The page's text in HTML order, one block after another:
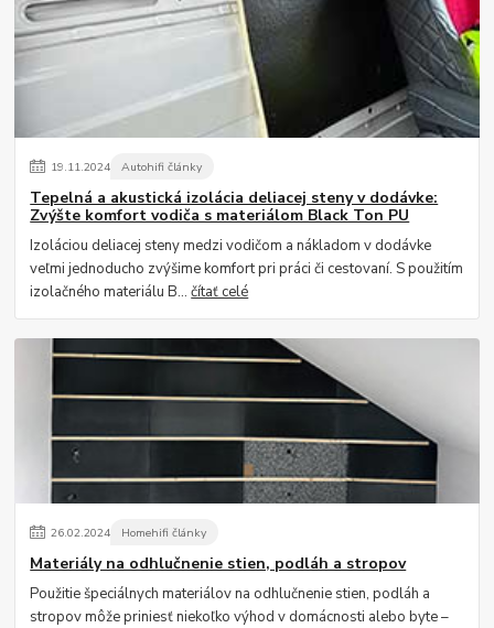
19.11.2024 Autohifi články
Tepelná a akustická izolácia deliacej steny v dodávke:
Zvýšte komfort vodiča s materiálom Black Ton PU
Izoláciou deliacej steny medzi vodičom a nákladom v dodávke
veľmi jednoducho zvýšime komfort pri práci či cestovaní. S použitím
izolačného materiálu B...čítať celé
26.02.2024 Homehifi články
Materiály na odhlučnenie stien, podláh a stropov
Použitie špeciálnych materiálov na odhlučnenie stien, podláh a
stropov môže priniesť niekoľko výhod v domácnosti alebo byte –